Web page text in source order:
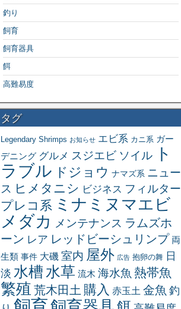
釣り
飼育
飼育器具
餌
高難易度
タグ
Legendary Shrimps お知らせ エビ系 カニ系 ガー
デニング グルメ スジエビ ソイル
ト
ラブル ドジョウ ナマズ系 ニュー
ス ヒメタニシ ビジネス フィルター
プレコ系 ミナミヌマエビ
メダカ メンテナンス ラムズホ
ーン レア レッドビーシュリンプ 両
生類 事件 大磯 室内 屋外 広告 抱卵の舞 日
淡 水槽 水草 流木 海水魚 熱帯魚
繁殖 荒木田土 購入 赤玉土 金魚 釣